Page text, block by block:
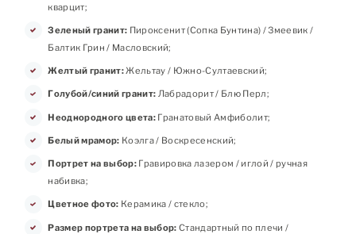
кварцит;
Зеленый гранит: Пироксенит (Сопка Бунтина) / Змеевик /
Балтик Грин / Масловский;
Желтый гранит:Жельтау / Южно-Султаевский;
Голубой/синий гранит: Лабрадорит / Блю Перл;
Неоднородного цвета:Гранатовый Амфиболит;
Белый мрамор: Коэлга / Воскресенский;
Портрет на выбор:Гравировка лазером / иглой / ручная
набивка;
Цветное фото: Керамика / стекло;
Размер портрета на выбор: Стандартный по плечи /